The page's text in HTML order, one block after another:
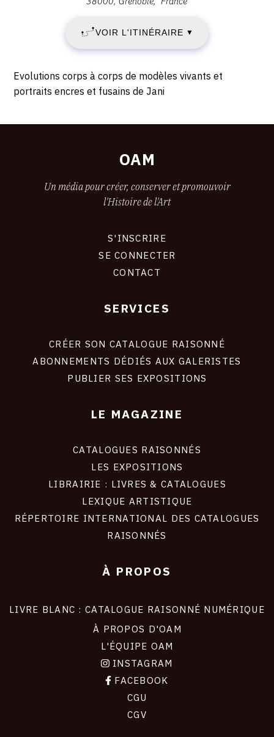
-
MERCREDI
15
2025
Rue
Thiers,
38000
VOIR L'ITINÉRAIRE ▼
Description,
horaires...
Evolutions corps à corps de modèles vivants et
portraits encres et fusains de Jani
OAM
Un média pour créer, conserver et promouvoir
l'Histoire de l'Art
S'INSCRIRE
SE CONNECTER
CONTACT
SERVICES
CRÉER SON CATALOGUE RAISONNÉ
ABONNEMENTS DÉDIÉS AUX GALERISTES
PUBLIER SES EXPOSITIONS
LE MAGAZINE
CATALOGUES RAISONNÉS
LES EXPOSITIONS
LIBRAIRIE : LIVRES & CATALOGUES
LEXIQUE ARTISTIQUE
RÉPERTOIRE INTERNATIONAL DES CATALOGUES
RAISONNÉS
À PROPOS
LIVRE BLANC : CATALOGUE RAISONNÉ NUMÉRIQUE
À PROPOS D'OAM
L'ÉQUIPE OAM
INSTAGRAM
FACEBOOK
CGU
CGV